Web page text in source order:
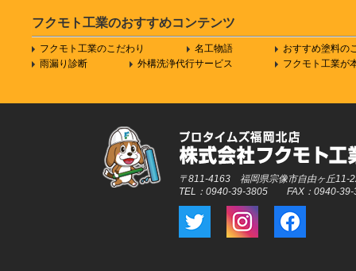
フクモト工業のおすすめコンテンツ
フクモト工業のこだわり 名工物語
おすすめ塗料の
雨漏り診断
外構洗浄代行サービス フクモト工業が
〒811-4163 福岡県宗像市自由ヶ丘11-
TEL：0940-39-3805 FAX：0940-39-